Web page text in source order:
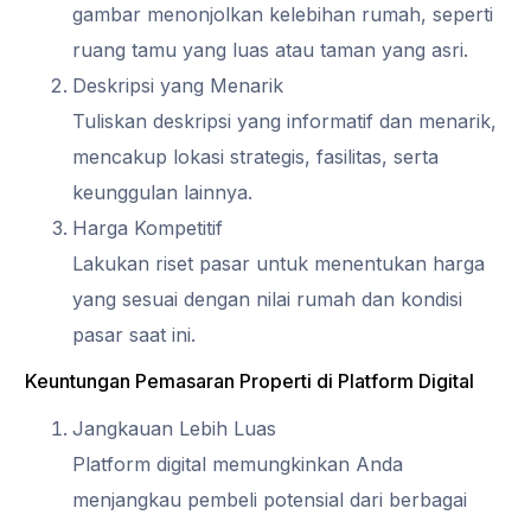
gambar menonjolkan kelebihan rumah, seperti
ruang tamu yang luas atau taman yang asri.
Deskripsi yang Menarik
Tuliskan deskripsi yang informatif dan menarik,
mencakup lokasi strategis, fasilitas, serta
keunggulan lainnya.
Harga Kompetitif
Lakukan riset pasar untuk menentukan harga
yang sesuai dengan nilai rumah dan kondisi
pasar saat ini.
Keuntungan Pemasaran Properti di Platform Digital
Jangkauan Lebih Luas
Platform digital memungkinkan Anda
menjangkau pembeli potensial dari berbagai